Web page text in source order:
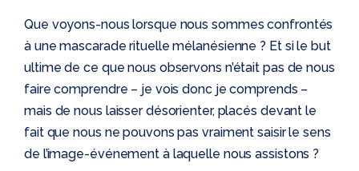
Que voyons-nous lorsque nous sommes confrontés
à une mascarade rituelle mélanésienne ? Et si le but
ultime de ce que nous observons n’était pas de nous
faire comprendre – je vois donc je comprends –
mais de nous laisser désorienter, placés devant le
fait que nous ne pouvons pas vraiment saisir le sens
de l’image-événement à laquelle nous assistons ?